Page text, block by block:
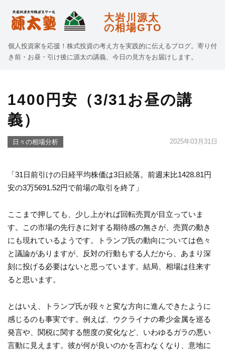
大岩川源太
の相場GTO
個人投資家を応援！株式投資の考え方を実践的に伝えるブログ。寄り付
き前・お昼・引け後に源太の講義、今日の見方をお届けします。
1400円安（3/31お昼の講
義）
日々の相場分析 2025年03月31日
「31日前引けの日経平均株価は3日続落。前週末比1428.81円
安の3万5691.52円で前場の取引を終了」
ここまで押しても、少し上がれば回転売買が目立っていま
す。この市場の先行きに対する期待感の無さが、売買の動き
にも現れているようです。トランプ氏の動向については色々
と議論がありますが、反対の行動もする人だから、あまり深
刻に投げる必要はないと思っています。結局、相場は往来す
ると思います。
とはいえ、トランプ氏が段々と変な方向に進んできたように
感じるのも事実です。例えば、ウクライナの希少金属を巡る
発言や、関税に関する態度の変化など、いわゆるガラの悪い
言動に見えます。彼が何が良いのかを言わなくなり、意地に